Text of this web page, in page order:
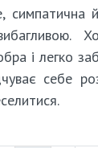
симпатична
і легко
себе